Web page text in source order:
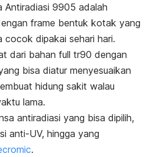
Antiradiasi 9905 adalah
frame bentuk kotak yang
cocok dipakai sehari hari.
dari bahan full tr90 dengan
bisa diatur menyesuaikan
hidung sakit walau
lama.
antiradiasi yang bisa dipilih,
anti-UV, hingga yang
.